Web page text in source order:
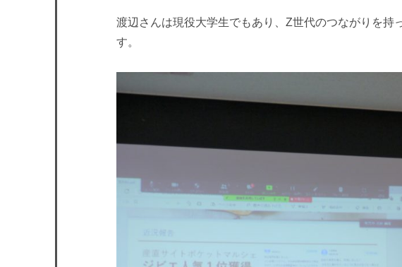
渡辺さんは現役大学生でもあり、Z世代のつながりを
す。